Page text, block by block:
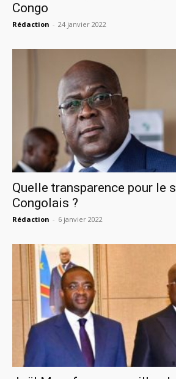
Congo
Rédaction - 24 janvier 2022
Quelle transparence pour le
Congolais ?
Rédaction - 6 janvier 2022